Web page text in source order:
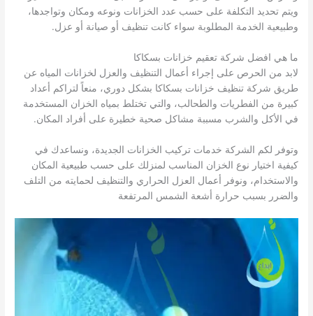
ويتم تحديد التكلفة على حسب عدد الخزانات ونوعه ومكان وتواجدها،
وطبيعية الخدمة المطلوبة سواء كانت تنظيف أو صيانة أو عزل.
ما هي افضل شركة تعقيم خزانات بسكاكا
لابد من الحرص على إجراء أعمال التنظيف والعزل لخزانات المياه عن
طريق شركة تنظيف خزانات بسكاكا بشكل دوري، منعاً لتراكم أعداد
كبيرة من الفطريات والطحالب، والتي تختلط بمياه الخزان المستخدمة
في الأكل والشرب مسببة مشاكل صحية خطيرة على أفراد المكان.
وتوفر لكم الشركة خدمات تركيب الخزانات الجديدة، ونساعدك في
كيفية اختيار نوع الخزان المناسب لمنزلك على حسب طبيعية المكان
والاستخدام، ونوفر أعمال العزل الحراري والتنظيف لحمايته من التلف
والضرر بسبب حرارة أشعة الشمس المرتفعة